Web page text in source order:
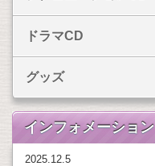
ドラマCD
グッズ
インフォメーション
2025.12.5